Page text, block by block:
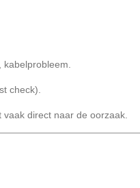
check).
direct naar de oorzaak.